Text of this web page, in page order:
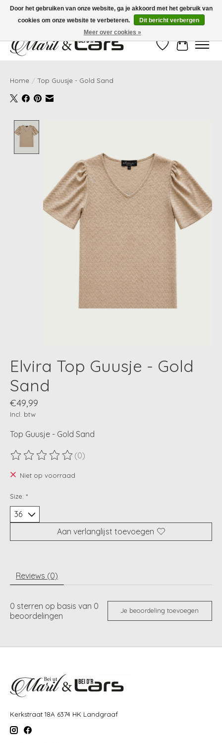
Gratis verzending vanaf €99,- | Voor 16:00 uur besteld, vandaag verzonden!
Verlanglijst
Home / Top Guusje - Gold Sand
Elvira Top Guusje - Gold
Sand
€49,99
Incl. btw
Top Guusje - Gold Sand
De beoordeling van dit product is
(0)
Niet op voorraad
Size: *
Aan verlanglijst toevoegen
Reviews (0)
0 sterren op basis van 0
beoordelingen
Je beoordeling toevoegen
Kerkstraat 18A 6374 HK Landgraaf
Door het gebruiken van onze website, ga je akkoord met het gebruik van
cookies om onze website te verbeteren.
Dit bericht verbergen
Meer over cookies »